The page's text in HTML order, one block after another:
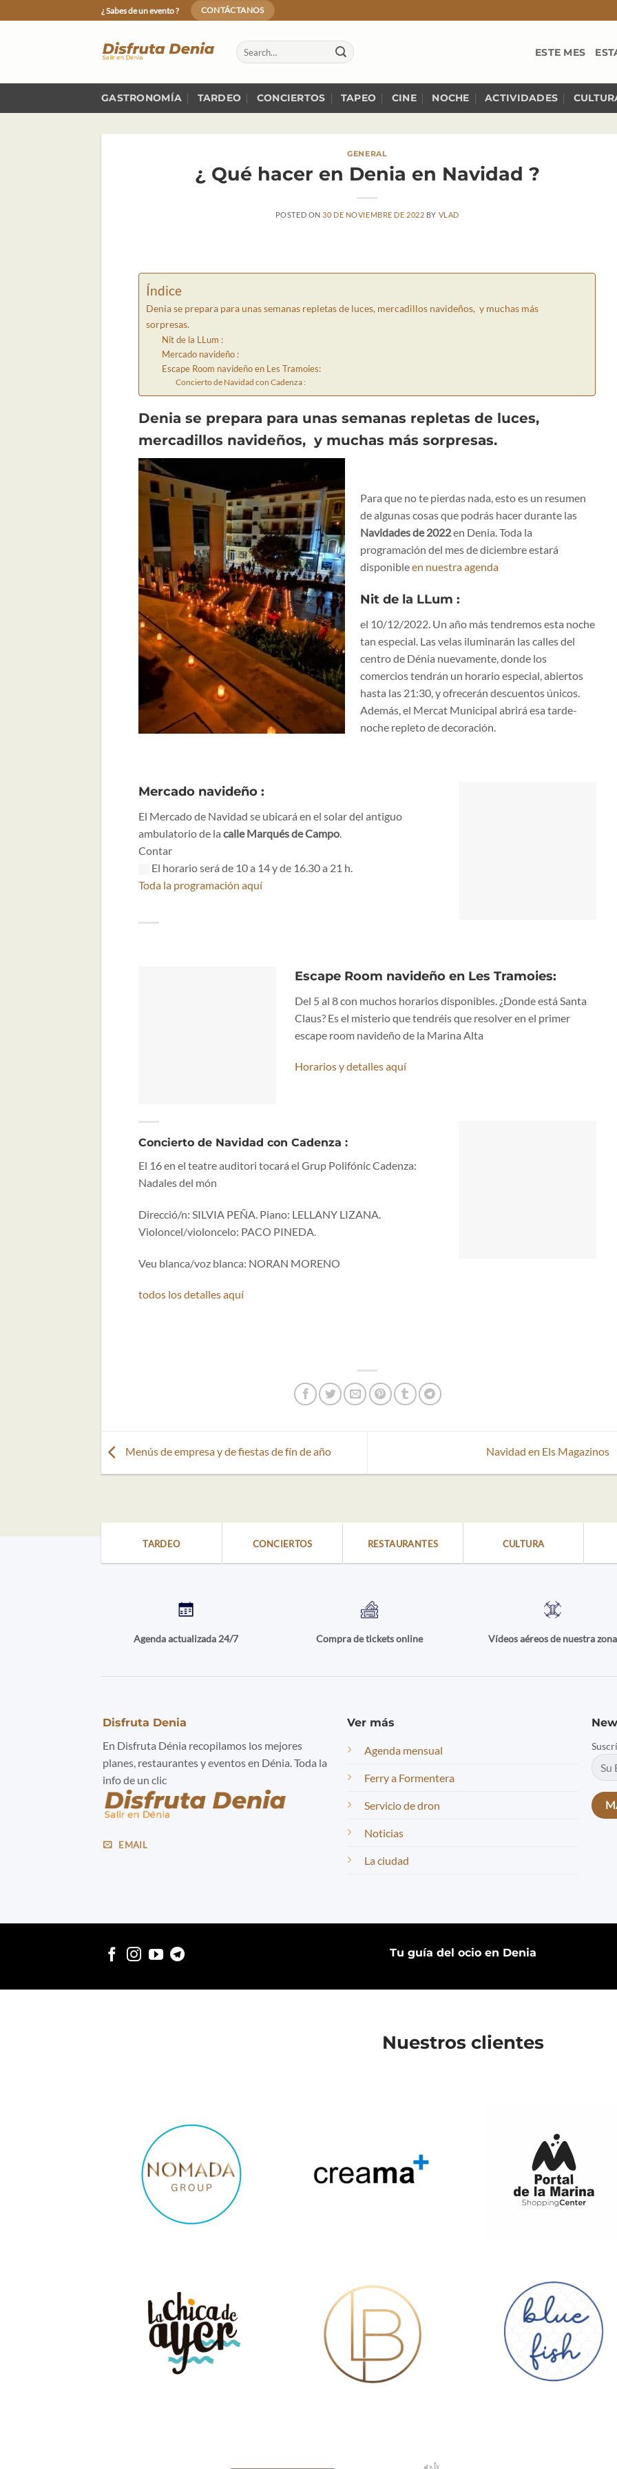
to
¿ Sabes de un evento ? CONTÁCTANOS
ESTE MES
GASTRONOMÍA TARDEO CONCIERTOS TAPEO CINE NOCHE ACTIVIDADES
GENERAL
¿ Qué hacer en Denia en Navidad ?
POSTED ON 30 DE NOVIEMBRE DE 2022 BY VLAD
Índice
Denia se prepara para unas semanas repletas de luces, mercadillos navideños, y muchas más
sorpresas.
Nit de la LLum :
Mercado navideño :
Escape Room navideño en Les Tramoies:
Concierto de Navidad con Cadenza :
Denia se prepara para unas semanas repletas de luces,
mercadillos navideños, y muchas más sorpresas.
Para que no te pierdas nada, esto es un resumen
de algunas cosas que podrás hacer durante las
Navidades de 2022en Denia. Toda la
programación del mes de diciembre estará
disponibleen nuestra agenda
Nit de la LLum :
el 10/12/2022. Un año más tendremos esta noche
tan especial. Las velas iluminarán las calles del
centro de Dénia nuevamente, donde los
comercios tendrán un horario especial, abiertos
hasta las 21:30, y ofrecerán descuentos únicos.
Además, el Mercat Municipal abrirá esa tarde-
noche repleto de decoración.
Mercado navideño :
El Mercado de Navidad se ubicará en el solar del antiguo
ambulatorio de la calle Marqués de Campo
Contar
El horario será de 10 a 14 y de 16.30 a 21 h.
Toda la programación aquí
Escape Room navideño en Les Tramoies:
Del 5 al 8 con muchos horarios disponibles. ¿Donde está Santa
Claus? Es el misterio que tendréis que resolver en el primer
escape room navideño de la Marina Alta
Horarios y detalles aquí
Concierto de Navidad con Cadenza :
El 16 en el teatre auditori tocará el Grup Polifónic Cadenza:
Nadales del món
Direcció/n: SILVIA PEÑA. Piano: LELLANY LIZANA.
Violoncel/violoncelo: PACO PINEDA.
Veu blanca/voz blanca: NORAN MORENO
todos los detalles aquí
Menús de empresa y de fiestas de fín de año Navidad en Els Magazinos
TARDEO CONCIERTOS RESTAURANTES CULTURA
Agenda actualizada 24/7 Compra de tickets online Vídeos aéreos de nuestra zona
Disfruta Denia
En Disfruta Dénia recopilamos los mejores
planes, restaurantes y eventos en Dénia. Toda la
info de un clic
EMAIL
Ver más
Agenda mensual
Ferry a Formentera
Servicio de dron
Noticias
La ciudad
Tu guía del ocio en Denia
Nuestros clientes